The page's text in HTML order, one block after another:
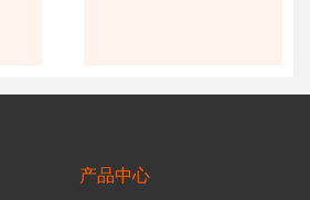
产品中心